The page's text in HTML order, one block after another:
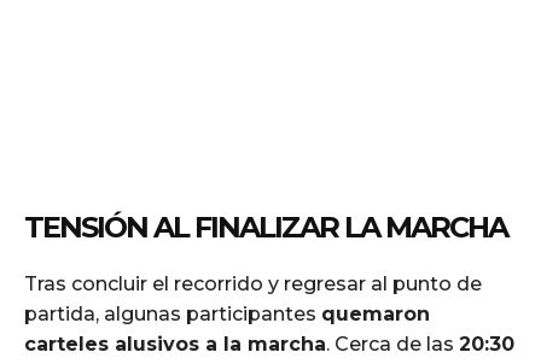
TENSIÓN AL FINALIZAR LA MARCHA
Tras concluir el recorrido y regresar al punto de
partida, algunas participantes quemaron
carteles alusivos a la marcha. Cerca de las 20:30